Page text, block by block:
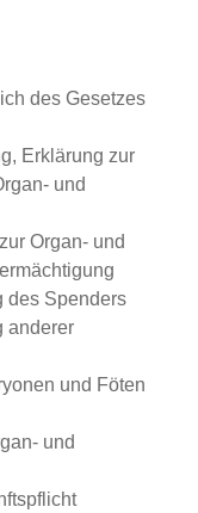
des Gesetzes
Erklärung zur
und
Organ- und
des Spenders
anderer
und Föten
und